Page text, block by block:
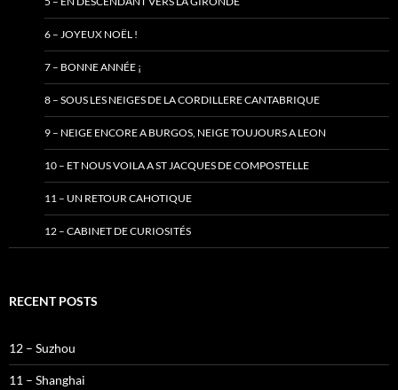
6 – JOYEUX NOËL !
7 – BONNE ANNÉE ¡
8 – SOUS LES NEIGES DE LA CORDILLERE CANTABRIQUE
9 – NEIGE ENCORE A BURGOS, NEIGE TOUJOURS A LEON
10 – ET NOUS VOILA A ST JACQUES DE COMPOSTELLE
11 – UN RETOUR CAHOTIQUE
12 – CABINET DE CURIOSITÉS
RECENT POSTS
12 – Suzhou
11 – Shanghai